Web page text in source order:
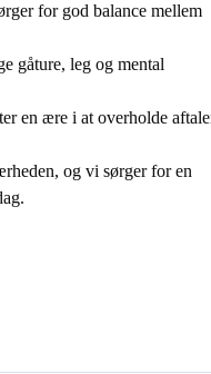
for god balance mellem
gåture, leg og mental
en ære i at overholde
og vi sørger for en